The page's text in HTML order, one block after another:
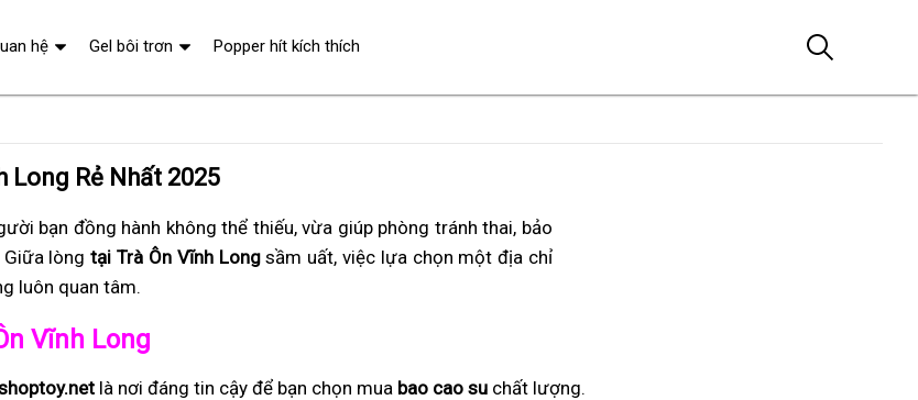
Long Rẻ Nhất 2025
bạn đồng hành không thể thiếu, vừa giúp phòng tránh thai, bảo
Giữa lòngtại Trà Ôn Vĩnh Longsầm uất, việc lựa chọn một địa chỉ
luôn quan tâm.
Vĩnh Long
là nơi đáng tin cậy để bạn chọn mua bao cao su chất lượng.
hệ Gel bôi trơn Popper hít kích thích